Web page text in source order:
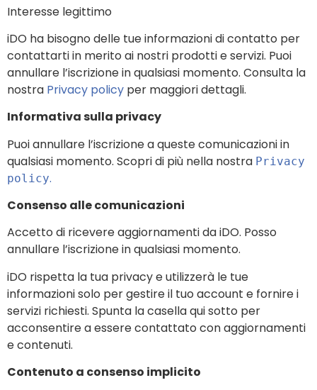
Interesse legittimo
iDO ha bisogno delle tue informazioni di contatto per
contattarti in merito ai nostri prodotti e servizi. Puoi
annullare l’iscrizione in qualsiasi momento. Consulta la
nostra Privacy policy per maggiori dettagli.
Informativa sulla privacy
Puoi annullare l’iscrizione a queste comunicazioni in
qualsiasi momento. Scopri di più nella nostra Privacy
policy.
Consenso alle comunicazioni
Accetto di ricevere aggiornamenti da iDO. Posso
annullare l’iscrizione in qualsiasi momento.
iDO rispetta la tua privacy e utilizzerà le tue
informazioni solo per gestire il tuo account e fornire i
servizi richiesti. Spunta la casella qui sotto per
acconsentire a essere contattato con aggiornamenti
e contenuti.
Contenuto a consenso implicito